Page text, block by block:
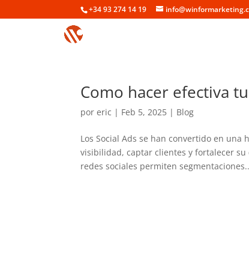
+34 93 274 14 19
Como hacer efectiva
poreric | Feb 5, 2025 | Blog
Los Social Ads se han convertido en
visibilidad, captar clientes y fortalecer
redes sociales permiten